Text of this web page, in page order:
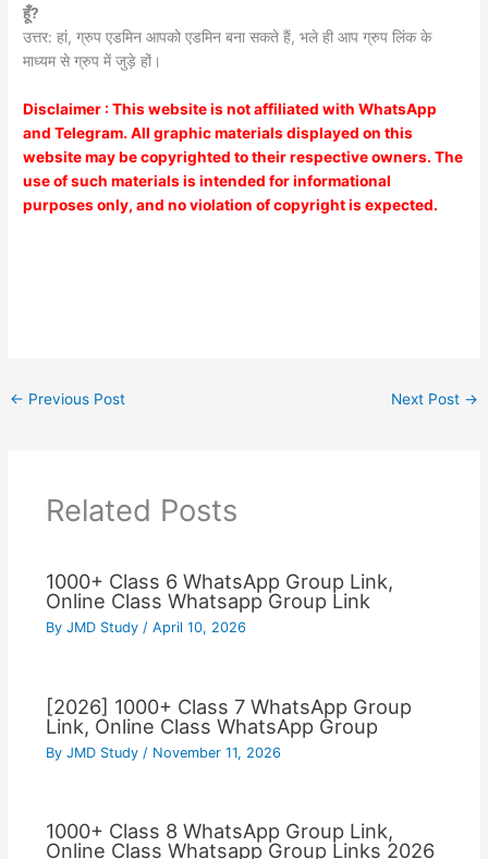
हूँ?
उत्तर: हां, ग्रुप एडमिन आपको एडमिन बना सकते हैं, भले ही आप ग्रुप लिंक के
माध्यम से ग्रुप में जुड़े हों।
Disclaimer : This website is not affiliated with WhatsApp
and Telegram. All graphic materials displayed on this
website may be copyrighted to their respective owners. The
use of such materials is intended for informational
purposes only, and no violation of copyright is expected.
← Previous Post Next Post →
Related Posts
1000+ Class 6 WhatsApp Group Link,
Online Class Whatsapp Group Link
By JMD Study / April 10, 2026
[2026] 1000+ Class 7 WhatsApp Group
Link, Online Class WhatsApp Group
By JMD Study / November 11, 2026
1000+ Class 8 WhatsApp Group Link,
Online Class Whatsapp Group Links 2026